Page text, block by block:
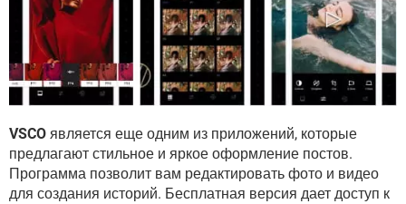
VSCO является еще одним из приложений, которые
предлагают стильное и яркое оформление постов.
Программа позволит вам редактировать фото и видео
для создания историй. Бесплатная версия дает доступ к